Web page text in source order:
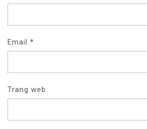
Email *
Trang web